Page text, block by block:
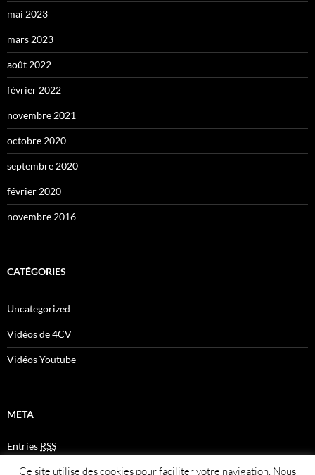
mai 2023
mars 2023
août 2022
février 2022
novembre 2021
octobre 2020
septembre 2020
février 2020
novembre 2016
CATÉGORIES
Uncategorized
Vidéos de 4CV
Vidéos Youtube
META
Entries RSS
CommentsRSS
Plan du site
Ce site utilise des cookies pour faciliter votre navigation. Nous